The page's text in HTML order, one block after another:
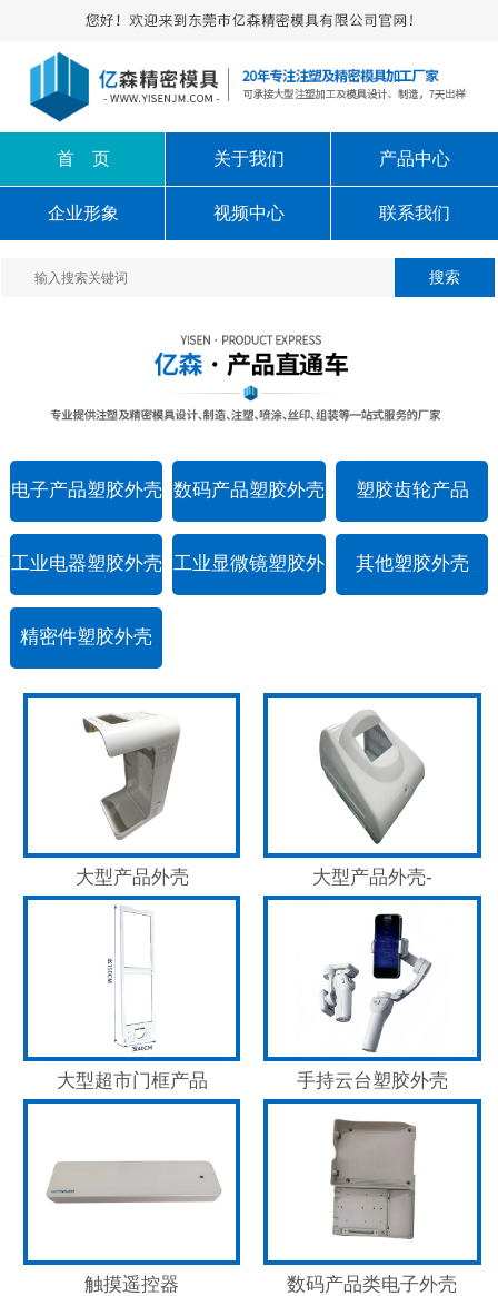
首 页 关于我们 产品中心
企业形象 视频中心 联系我们
电子产品塑胶外壳 数码产品塑胶外壳 塑胶齿轮产品
工业电器塑胶外壳 工业显微镜塑胶外 其他塑胶外壳
精密件塑胶外壳
大型产品外壳 大型产品外壳-
大型超市门框产品 手持云台塑胶外壳
触摸遥控器 数码产品类电子外壳